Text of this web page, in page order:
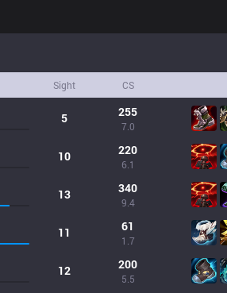
Sight CS
5 255
7.0
10 220
6.1
13 340
9.4
11 61
1.7
12 200
5.5